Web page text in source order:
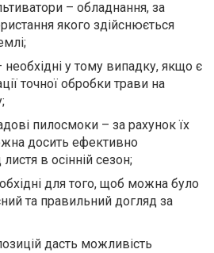
– обладнання, за
якого здійснюється
у тому випадку, якщо є
точної обробки трави на
пилосмоки – за рахунок їх
досить ефективно
в осінній сезон;
для того, щоб можна було
та правильний догляд за
дасть можливість